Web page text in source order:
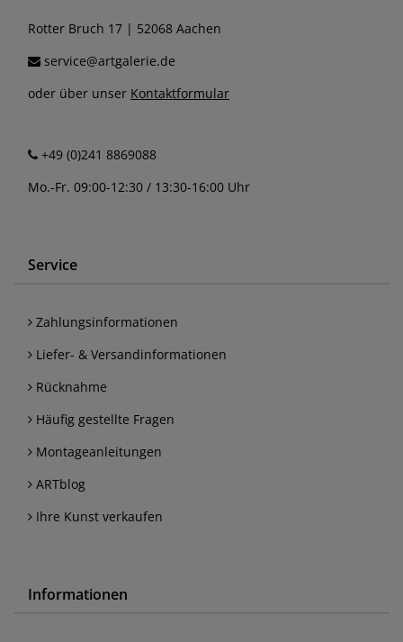
Rotter Bruch 17 | 52068 Aachen
service@artgalerie.de
oder über unser Kontaktformular
+49 (0)241 8869088
Mo.-Fr. 09:00-12:30 / 13:30-16:00 Uhr
Service
Zahlungsinformationen
Liefer- & Versandinformationen
Rücknahme
Häufig gestellte Fragen
Montageanleitungen
ARTblog
Ihre Kunst verkaufen
Informationen